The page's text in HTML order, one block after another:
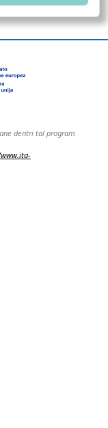
dentri tal program